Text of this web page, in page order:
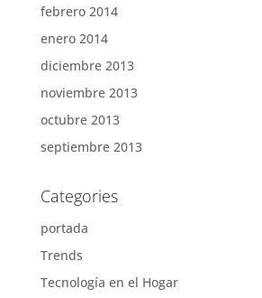
febrero 2014
enero 2014
diciembre 2013
noviembre 2013
octubre 2013
septiembre 2013
Categories
portada
Trends
Tecnología en el Hogar